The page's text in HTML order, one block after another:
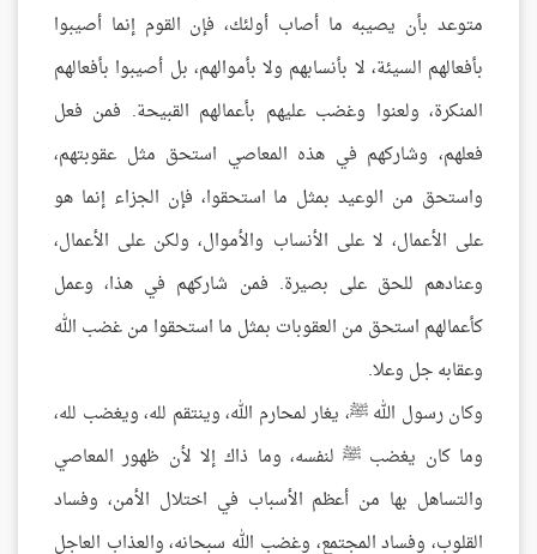
متوعد بأن يصيبه ما أصاب أولئك، فإن القوم إنما أصيبوا
بأفعالهم السيئة، لا بأنسابهم ولا بأموالهم، بل أصيبوا بأفعالهم
المنكرة، ولعنوا وغضب عليهم بأعمالهم القبيحة. فمن فعل
فعلهم، وشاركهم في هذه المعاصي استحق مثل عقوبتهم،
واستحق من الوعيد بمثل ما استحقوا، فإن الجزاء إنما هو
على الأعمال، لا على الأنساب والأموال، ولكن على الأعمال،
وعنادهم للحق على بصيرة. فمن شاركهم في هذا، وعمل
كأعمالهم استحق من العقوبات بمثل ما استحقوا من غضب الله
وعقابه جل وعلا.
وكان رسول الله ﷺ، يغار لمحارم الله، وينتقم لله، ويغضب لله،
وما كان يغضب ﷺ لنفسه، وما ذاك إلا لأن ظهور المعاصي
والتساهل بها من أعظم الأسباب في اختلال الأمن، وفساد
القلوب، وفساد المجتمع، وغضب الله سبحانه، والعذاب العاجل